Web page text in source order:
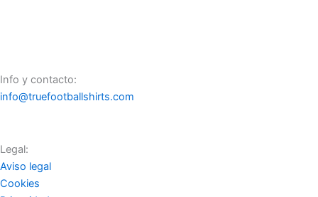
Info y contacto:
info@truefootballshirts.com
Legal:
Aviso legal
Cookies